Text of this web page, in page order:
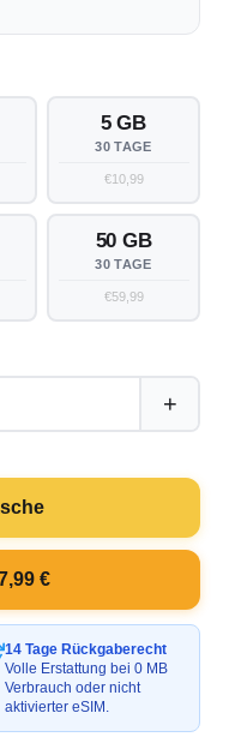
5 GB
30 TAGE
€10,99
50 GB
30 TAGE
€59,99
+
€
14 Tage Rückgaberecht
Volle Erstattung bei 0 MB
Verbrauch oder nicht
aktivierter eSIM.